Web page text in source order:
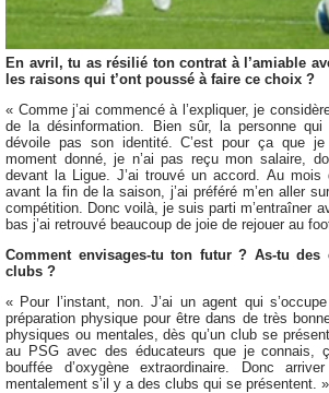
En avril, tu as résilié ton contrat à l’amiable
les raisons qui t’ont poussé à faire ce choix ?
« Comme j’ai commencé à l’expliquer, je
de la désinformation. Bien sûr, la personne
dévoile pas son identité. C’est pour ça que
moment donné, je n’ai pas reçu mon salaire,
devant la Ligue. J’ai trouvé un accord. Au mois
avant la fin de la saison, j’ai préféré m’en aller
compétition. Donc voilà, je suis parti m’entraîner
bas j’ai retrouvé beaucoup de joie de rejouer au
Comment envisages-tu ton futur ? As-tu des
clubs ?
« Pour l’instant, non. J’ai un agent qui
préparation physique pour être dans de très
physiques ou mentales, dès qu’un club se
au PSG avec des éducateurs que je connais,
bouffée d’oxygène extraordinaire. Donc
mentalement s’il y a des clubs qui se présentent. »